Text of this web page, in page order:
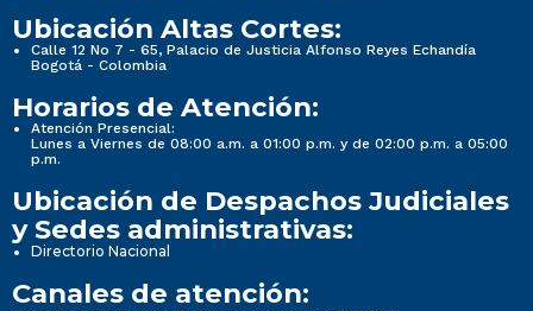
Ubicación Altas Cortes:
Calle 12 No 7 - 65, Palacio de Justicia Alfonso Reyes Echandía
Bogotá - Colombia
Horarios de Atención:
Atención Presencial:
Lunes a Viernes de 08:00 a.m. a 01:00 p.m. y de 02:00 p.m. a 05:00
p.m.
Ubicación de Despachos Judiciales
y Sedes administrativas:
Directorio Nacional
Canales de atención: